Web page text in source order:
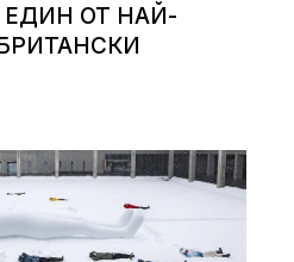
ЕДИН ОТ НАЙ-